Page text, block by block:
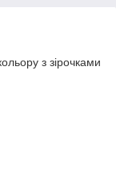
з зірочками